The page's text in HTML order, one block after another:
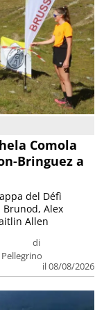
Comola
Bringuez a
di
il 08/08/2026
del Défì
Alex
Allen